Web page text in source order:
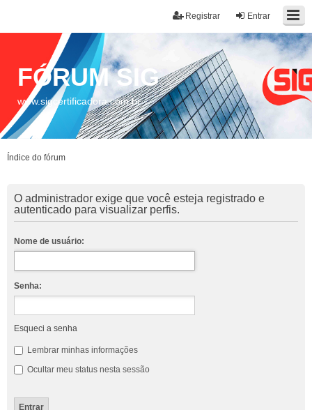
Entrar
Registrar
FÓRUM SIG
www.sigcertificadora.com.br
Índice do fórum
O administrador exige que você esteja registrado e
autenticado para visualizar perfis.
Nome de usuário:
Senha:
Esqueci a senha
Lembrar minhas informações
Ocultar meu status nesta sessão